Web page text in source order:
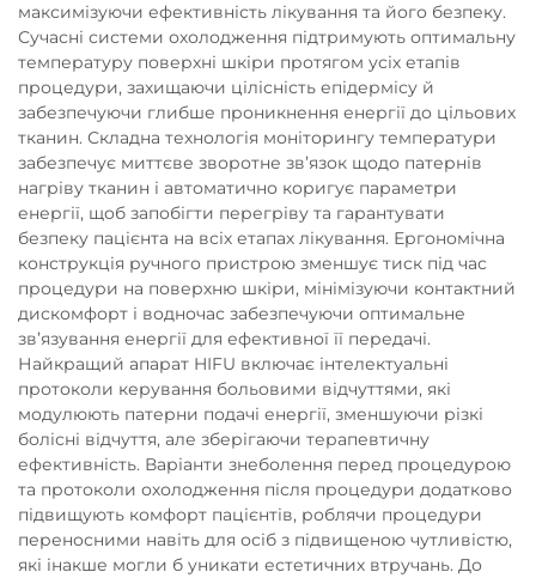
максимізуючи ефективність лікування та його безпеку.
Сучасні системи охолодження підтримують оптимальну
температуру поверхні шкіри протягом усіх етапів
процедури, захищаючи цілісність епідермісу й
забезпечуючи глибше проникнення енергії до цільових
тканин. Складна технологія моніторингу температури
забезпечує миттєве зворотне зв’язок щодо патернів
нагріву тканин і автоматично коригує параметри
енергії, щоб запобігти перегріву та гарантувати
безпеку пацієнта на всіх етапах лікування. Ергономічна
конструкція ручного пристрою зменшує тиск під час
процедури на поверхню шкіри, мінімізуючи контактний
дискомфорт і водночас забезпечуючи оптимальне
зв’язування енергії для ефективної її передачі.
Найкращий апарат HIFU включає інтелектуальні
протоколи керування больовими відчуттями, які
модулюють патерни подачі енергії, зменшуючи різкі
болісні відчуття, але зберігаючи терапевтичну
ефективність. Варіанти знеболення перед процедурою
та протоколи охолодження після процедури додатково
підвищують комфорт пацієнтів, роблячи процедури
переносними навіть для осіб з підвищеною чутливістю,
які інакше могли б уникати естетичних втручань. До